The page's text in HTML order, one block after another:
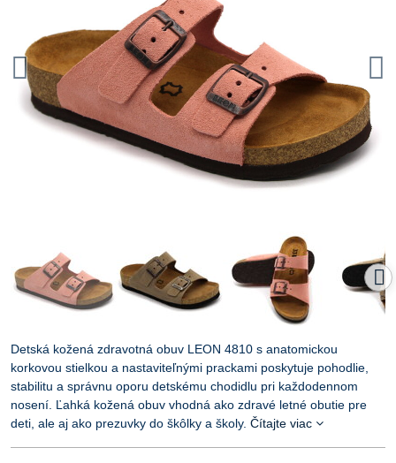
Detská kožená zdravotná obuv LEON 4810 s anatomickou
korkovou stielkou a nastaviteľnými prackami poskytuje pohodlie,
stabilitu a správnu oporu detskému chodidlu pri každodennom
nosení. Ľahká kožená obuv vhodná ako zdravé letné obutie pre
deti, ale aj ako prezuvky do škôlky a školy. Čítajte viac